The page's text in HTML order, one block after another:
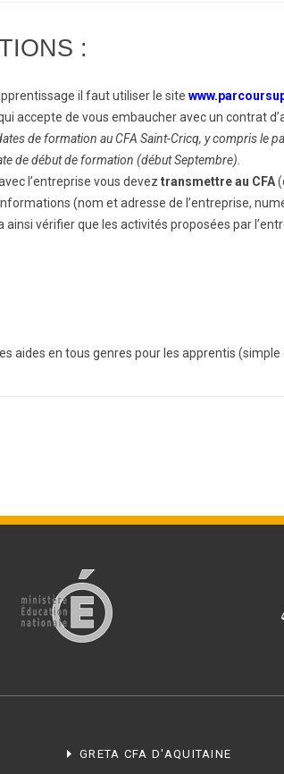
:
il faut utiliser le site
accepte de vous embaucher avec un contrat
de formation au CFA Saint-Cricq, y compris le
de début de formation (début Septembre).
l’entreprise vous devez transmettre au CFA
(nom et adresse de l’entreprise,
vérifier que les activités proposées par
aides en tous genres pour les apprentis
GRETA CFA D'AQUITAINE